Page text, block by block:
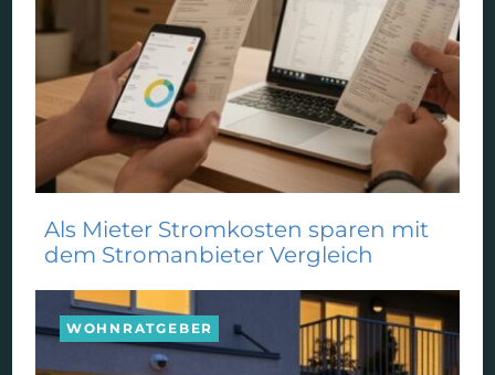
Als Mieter Stromkosten sparen mit
dem Stromanbieter Vergleich
WOHNRATGEBER